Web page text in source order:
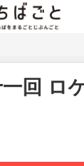
回 ロ